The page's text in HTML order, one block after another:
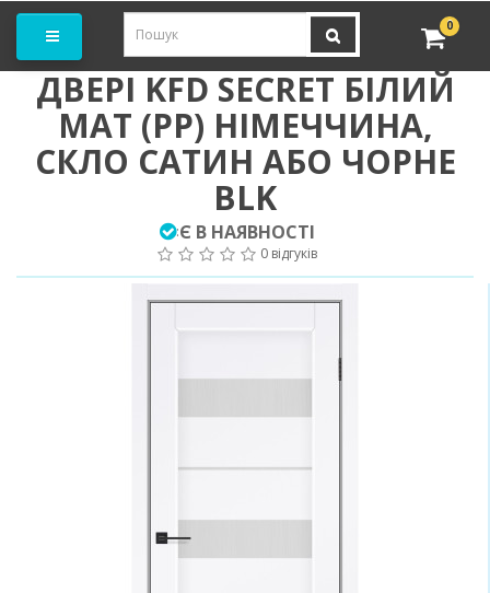
0
ДВЕРІ KFD SECRET БІЛИЙ
МАТ (PP) НІМЕЧЧИНА,
СКЛО САТИН АБО ЧОРНЕ
BLK
:Є В НАЯВНОСТІ
0 відгуків